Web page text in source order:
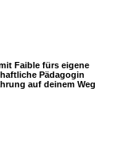
Faible fürs eigene
Pädagogin
auf deinem Weg